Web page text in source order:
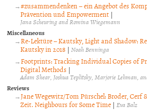
#zusammendenken − ein Angebot des
Prävention und Empowerment |
Jana Scheuring and Romina Wiegemann
Miscellaneous
Re-Lektüre – Kautsky, Light and Shadow:
Kautsky in 2018 | Noah Benninga
Footprints: Tracking Individual Copies of
Digital Methods |
Adam Shear, Joshua Teplitsky, Marjorie Lehman,
Reviews
Jane Wegewitz/Tom Pürschel: Broder, Cerf
Zeit. Neighbours for Some Time | Eva Balz